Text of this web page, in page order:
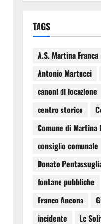
TAGS
A.S. Martina Franca
Antonio Martucci
canoni di locazione
centro storico
Comune di Martina
consiglio comunale
Donato
fontane pubbliche
Franco Ancona
incidente
Lc